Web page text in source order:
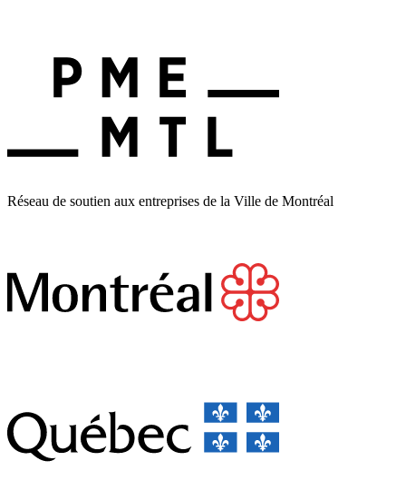
Réseau de soutien aux entreprises de la Ville de Montréal